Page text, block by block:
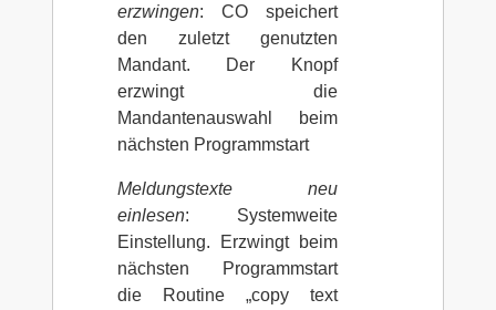
erzwingen: CO speichert
den zuletzt genutzten
Mandant. Der Knopf
erzwingt die
Mandantenauswahl beim
nächsten Programmstart
Meldungstexte neu
einlesen: Systemweite
Einstellung. Erzwingt beim
nächsten Programmstart
die Routine „copy text